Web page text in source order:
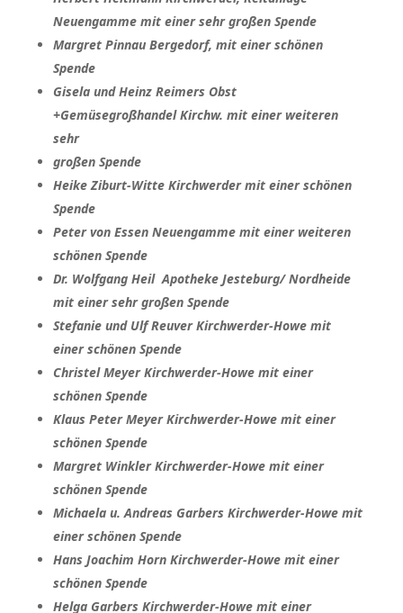
Neuengamme mit einer sehr großen Spende
Margret Pinnau Bergedorf, mit einer schönen
Spende
Gisela und Heinz Reimers Obst
+Gemüsegroßhandel Kirchw. mit einer weiteren
sehr
großen Spende
Heike Ziburt-Witte Kirchwerder mit einer schönen
Spende
Peter von Essen Neuengamme mit einer weiteren
schönen Spende
Dr. Wolfgang Heil Apotheke Jesteburg/ Nordheide
mit einer sehr großen Spende
Stefanie und Ulf Reuver Kirchwerder-Howe mit
einer schönen Spende
Christel Meyer Kirchwerder-Howe mit einer
schönen Spende
Klaus Peter Meyer Kirchwerder-Howe mit einer
schönen Spende
Margret Winkler Kirchwerder-Howe mit einer
schönen Spende
Michaela u. Andreas Garbers Kirchwerder-Howe mit
einer schönen Spende
Hans Joachim Horn Kirchwerder-Howe mit einer
schönen Spende
Helga Garbers Kirchwerder-Howe mit einer